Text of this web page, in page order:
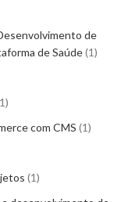
de
de Saúde 1
1
com CMS 1
1